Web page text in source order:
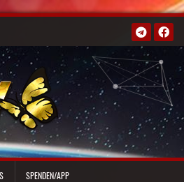
SPENDEN/APP